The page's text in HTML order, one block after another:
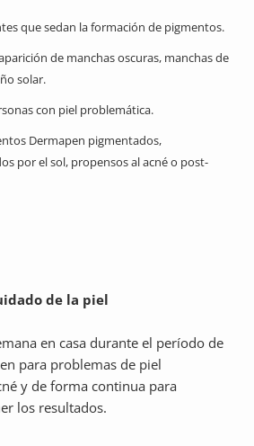
que sedan la formación de pigmentos.
de manchas oscuras, manchas de
solar.
con piel problemática.
Dermapen pigmentados,
por el sol, propensos al acné o post-
de la piel
en casa durante el período de
para problemas de piel
y de forma continua para
los resultados.